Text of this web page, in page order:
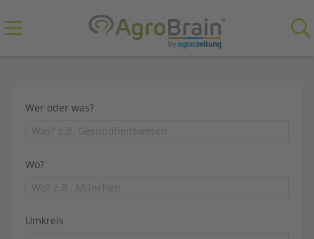
Wer oder was?
Wo?
Umkreis